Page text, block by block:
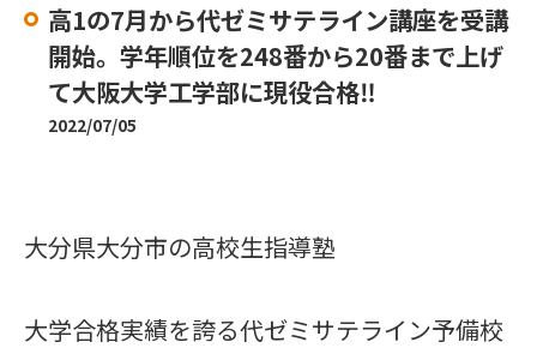
高1の7月から代ゼミサテライン講座を受講
開始。学年順位を248番から20番まで上げ
て大阪大学工学部に現役合格‼
2022/07/05
大分県大分市の高校生指導塾
大学合格実績を誇る代ゼミサテライン予備校